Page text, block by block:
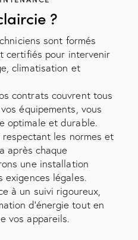
?
sont formés
certifiés pour intervenir
climatisation et
contrats couvrent tous
équipements, vous
optimale et durable.
les normes et
après chaque
une installation
exigences légales.
à un suivi rigoureux,
d'énergie tout en
vos appareils.